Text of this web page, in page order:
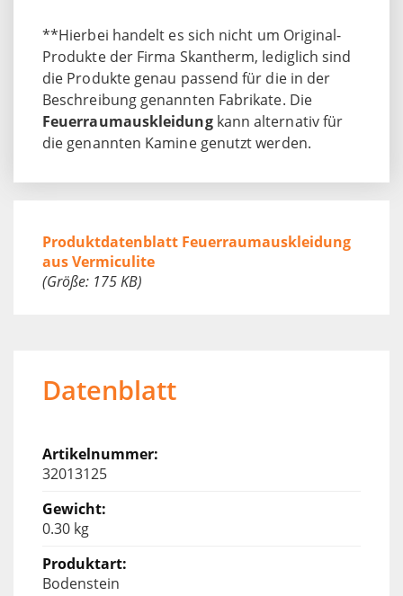
**Hierbei handelt es sich nicht um Original-
Produkte der Firma Skantherm, lediglich sind
die Produkte genau passend für die in der
Beschreibung genannten Fabrikate. Die
Feuerraumauskleidungkann alternativ für
die genannten Kamine genutzt werden.
Produktdatenblatt Feuerraumauskleidung
aus Vermiculite
(Größe: 175 KB)
Datenblatt
32013125
0.30 kg
Bodenstein